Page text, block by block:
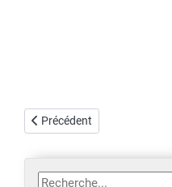
Article précédent : Elections
Précédent
Rechercher